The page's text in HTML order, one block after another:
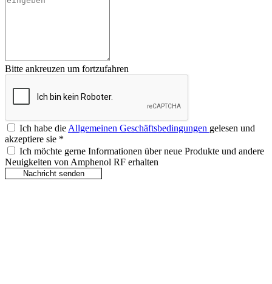
Bitte ankreuzen um fortzufahren
Ich habe dieAllgemeinen Geschäftsbedingungen gelesen und
akzeptiere sie *
Ich möchte gerne Informationen über neue Produkte und andere
Neuigkeiten von Amphenol RF erhalten